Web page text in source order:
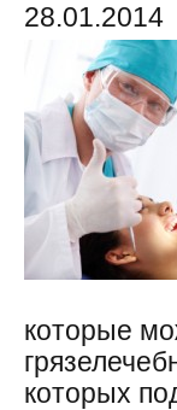
28.01.2014
которые
которых